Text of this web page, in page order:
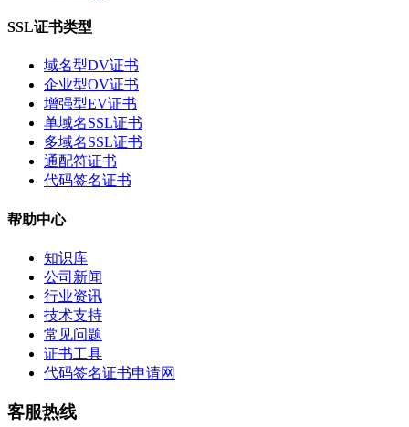
SSL证书类型
域名型DV证书
企业型OV证书
增强型EV证书
单域名SSL证书
多域名SSL证书
通配符证书
代码签名证书
帮助中心
知识库
公司新闻
行业资讯
技术支持
常见问题
证书工具
代码签名证书申请网
客服热线